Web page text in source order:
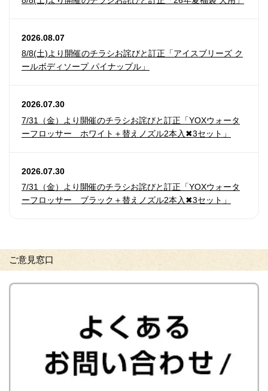
2026.08.07
8/8(土)より開催のチラシお詫びと訂正「アイスブリーズ ク
ールボディソープ パイナップル」
2026.07.30
7/31（金）より開催のチラシお詫びと訂正「YOXウォータ
ーフロッサー ホワイト＋替えノズル2本入✖3セット」
2026.07.30
7/31（金）より開催のチラシお詫びと訂正「YOXウォータ
ーフロッサー ブラック＋替えノズル2本入✖3セット」
ご意見窓口